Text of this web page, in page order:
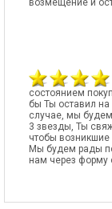
возмещение и
состоянием
бы Ты оставил на
случае, мы
3 звезды, Ты
чтобы
Мы будем рады
нам через форму